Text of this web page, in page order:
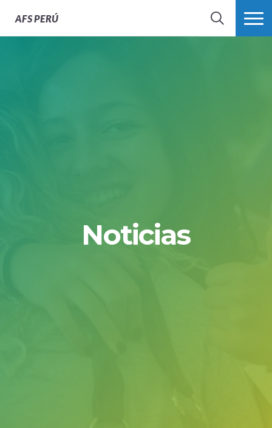
AFSPERÚ
BÚSQUEDA MÁS
Noticias